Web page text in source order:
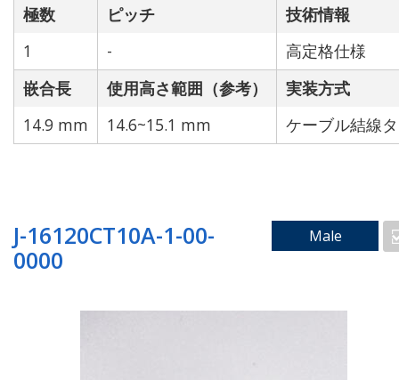
スルーホールタイプ フローティングタイプ
技術で検索
極数 ピッチ
技術情報
1
-
高定格仕様
嵌合長
使用高さ範囲（参考）
実装方式
14.9 mm
14.6~15.1 mm ケーブル結線
J-16120CT10A-1-00-
0000
Male